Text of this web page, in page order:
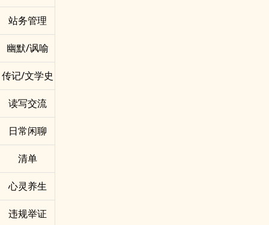
站务管理
幽默/讽喻
传记/文学史
读写交流
日常闲聊
清单
心灵养生
违规举证